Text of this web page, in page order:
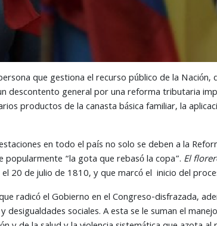
que gestiona el recurso público de la
descontento general por una reforma tributaria
productos de la canasta básica familiar, la
en todo el país no solo se deben a la
“la gota que rebasó la copa”. El
20 de julio de 1810, y que marcó el inicio del
radicó el Gobierno en el Congreso-disfrazada,
desigualdades sociales. A esta se le suman el